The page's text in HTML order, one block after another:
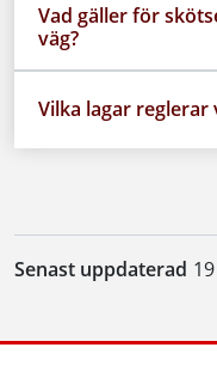
Vad gäller för
väg?
Vilka lagar reglerar
Senast uppdaterad